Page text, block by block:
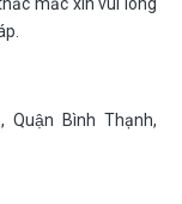
mắc xin vui lòng
Quận Bình Thạnh,